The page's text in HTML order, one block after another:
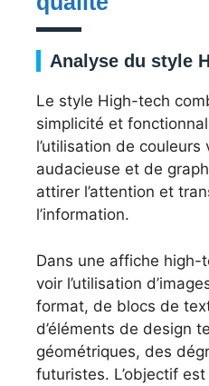
Analyse du style
Le style High-tech
simplicité et
l’utilisation de
audacieuse et de
attirer l’attention et
l’information.
Dans une affiche high-
voir l’utilisation
format, de blocs de
d’éléments de design
géométriques, des
futuristes. L’objectif